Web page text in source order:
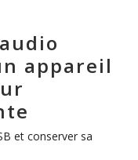
appareil
et conserver sa